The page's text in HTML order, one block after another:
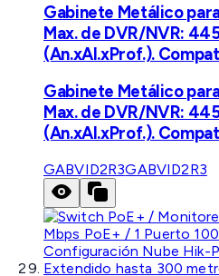
Gabinete Metálico
Max. de DVR/NVR:
(An.xAl.xProf.).
Gabinete Metálico
Max. de DVR/NVR:
(An.xAl.xProf.).
GABVID2R3GABVID2R3